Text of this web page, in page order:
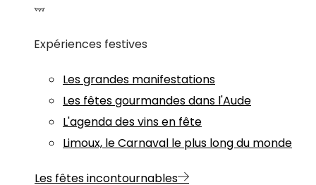
Expériences festives
Les grandes manifestations
Les fêtes gourmandes dans l'Aude
L'agenda des vins en fête
Limoux, le Carnaval le plus long du monde
Les fêtes incontournables